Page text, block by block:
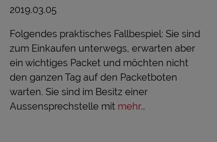
2019.03.05
Folgendes praktisches Fallbespiel: Sie sind
zum Einkaufen unterwegs, erwarten aber
ein wichtiges Packet und möchten nicht
den ganzen Tag auf den Packetboten
warten. Sie sind im Besitz einer
Aussensprechstelle mit mehr…